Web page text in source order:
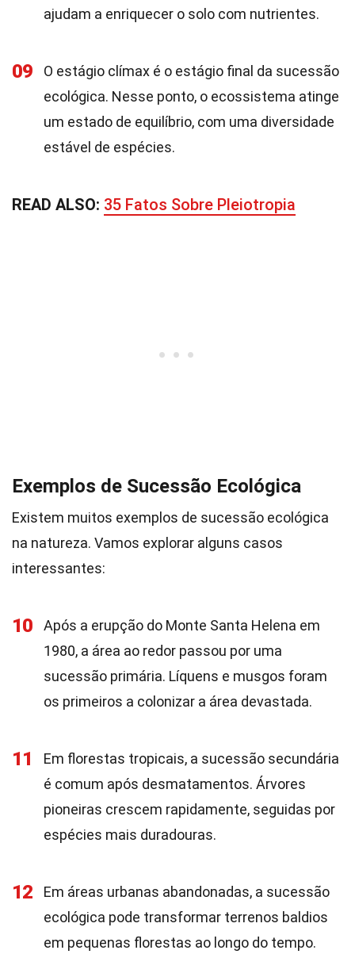
ajudam a enriquecer o solo com nutrientes.
09
O estágio clímax é o estágio final da sucessão
ecológica. Nesse ponto, o ecossistema atinge
um estado de equilíbrio, com uma diversidade
estável de espécies.
READ ALSO: 35 Fatos Sobre Pleiotropia
Exemplos de Sucessão Ecológica
Existem muitos exemplos de sucessão ecológica
na natureza. Vamos explorar alguns casos
interessantes:
10
Após a erupção do Monte Santa Helena em
1980, a área ao redor passou por uma
sucessão primária. Líquens e musgos foram
os primeiros a colonizar a área devastada.
11
Em florestas tropicais, a sucessão secundária
é comum após desmatamentos. Árvores
pioneiras crescem rapidamente, seguidas por
espécies mais duradouras.
12
Em áreas urbanas abandonadas, a sucessão
ecológica pode transformar terrenos baldios
em pequenas florestas ao longo do tempo.